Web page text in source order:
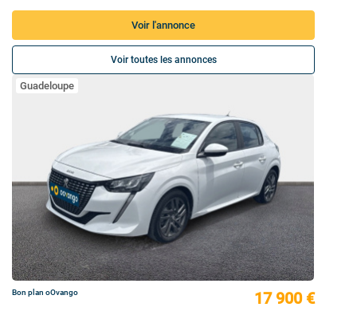
Voir l'annonce
Voir toutes les annonces
Guadeloupe
Bon plan oOvango 17 900 €